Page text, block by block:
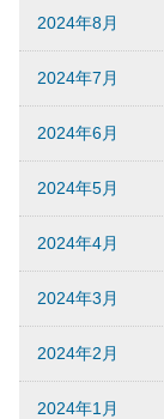
2024年8月
2024年7月
2024年6月
2024年5月
2024年4月
2024年3月
2024年2月
2024年1月